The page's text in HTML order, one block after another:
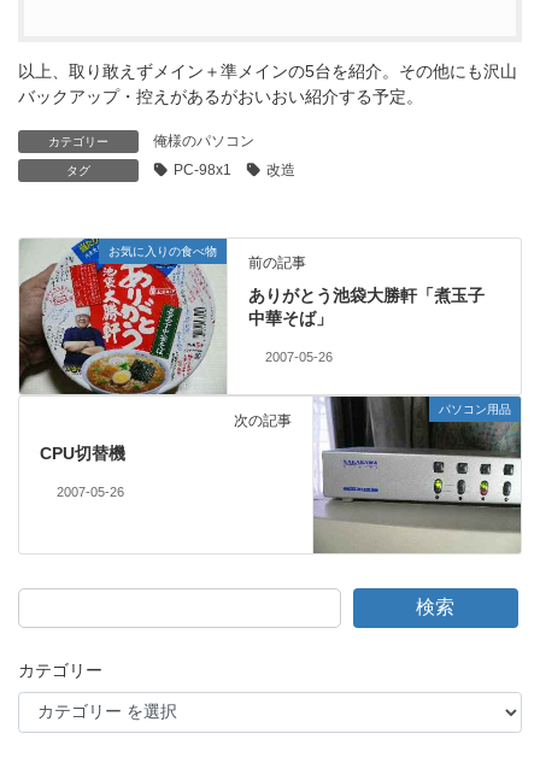
以上、取り敢えずメイン＋準メインの5台を紹介。その他にも沢山
バックアップ・控えがあるがおいおい紹介する予定。
カテゴリー 俺様のパソコン
タグ PC-98x1 改造
お気に入りの食べ物
前の記事
ありがとう池袋大勝軒「煮玉子
中華そば」
2007-05-26
パソコン用品
次の記事
CPU切替機
2007-05-26
検索
カテゴリー